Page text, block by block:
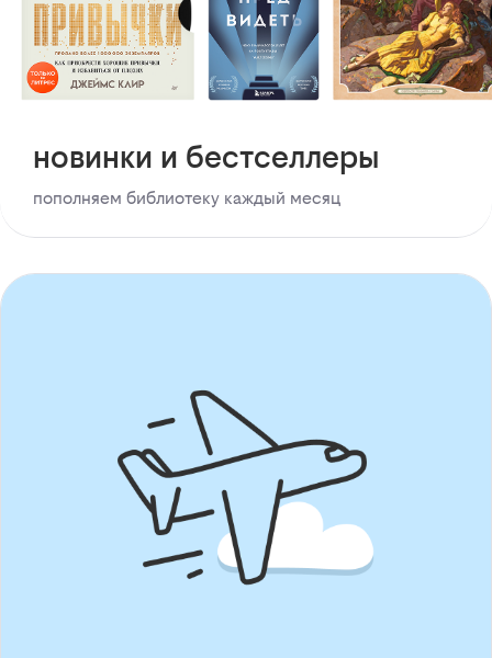
новинки и бестселлеры
пополняем библиотеку каждый месяц